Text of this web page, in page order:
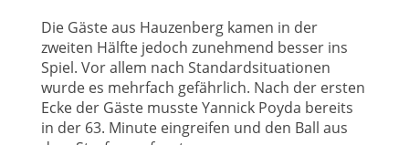
Die Gäste aus Hauzenberg kamen in der
zweiten Hälfte jedoch zunehmend besser ins
Spiel. Vor allem nach Standardsituationen
wurde es mehrfach gefährlich. Nach der ersten
Ecke der Gäste musste Yannick Poyda bereits
in der 63. Minute eingreifen und den Ball aus